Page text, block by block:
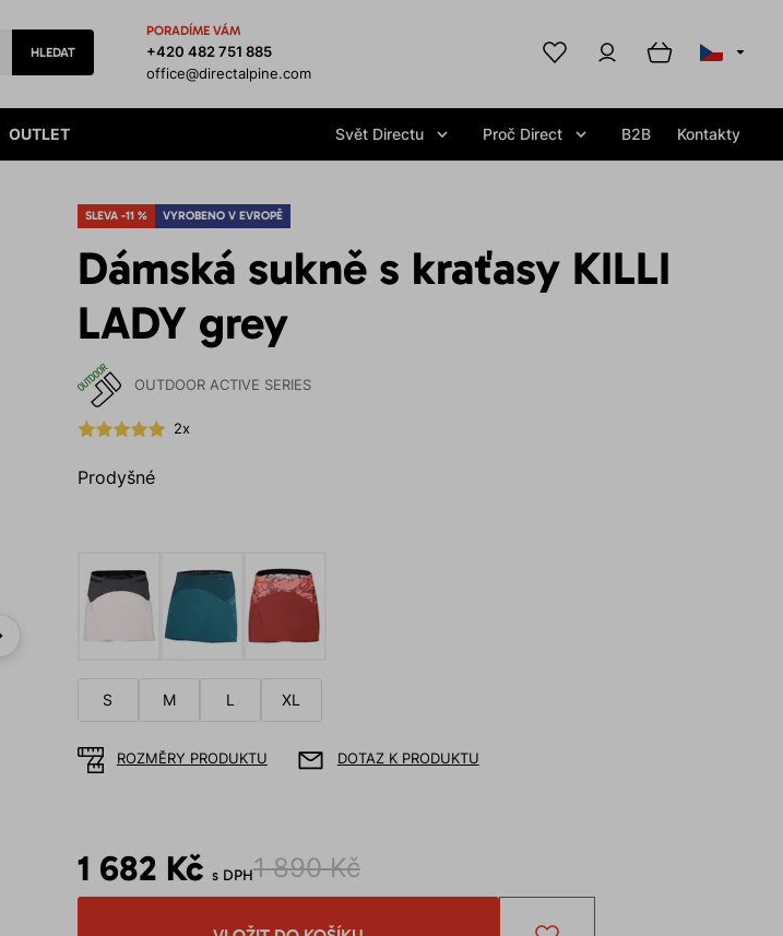
HLEDAT
PORADÍME VÁM
+420 482 751 885
office@directalpine.com
OUTLET Svět Directu Proč Direct B2B Kontakty
SLEVA -11 % VYROBENO V EVROPĚ
Dámská sukně s kraťasy KILLI
LADY grey
OUTDOOR ACTIVE SERIES
2x
Prodyšné
S M L XL
ROZMĚRY PRODUKTU DOTAZ K PRODUKTU
1 682 Kč s DPH1 890 Kč